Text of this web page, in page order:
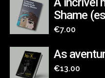
Shame
€7.00
As
€13.00